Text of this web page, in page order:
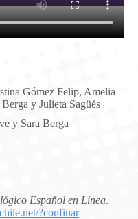
Gómez Felip, Amelia
y Julieta Sagüés
y Sara Berga
Español en Línea.
?confinar